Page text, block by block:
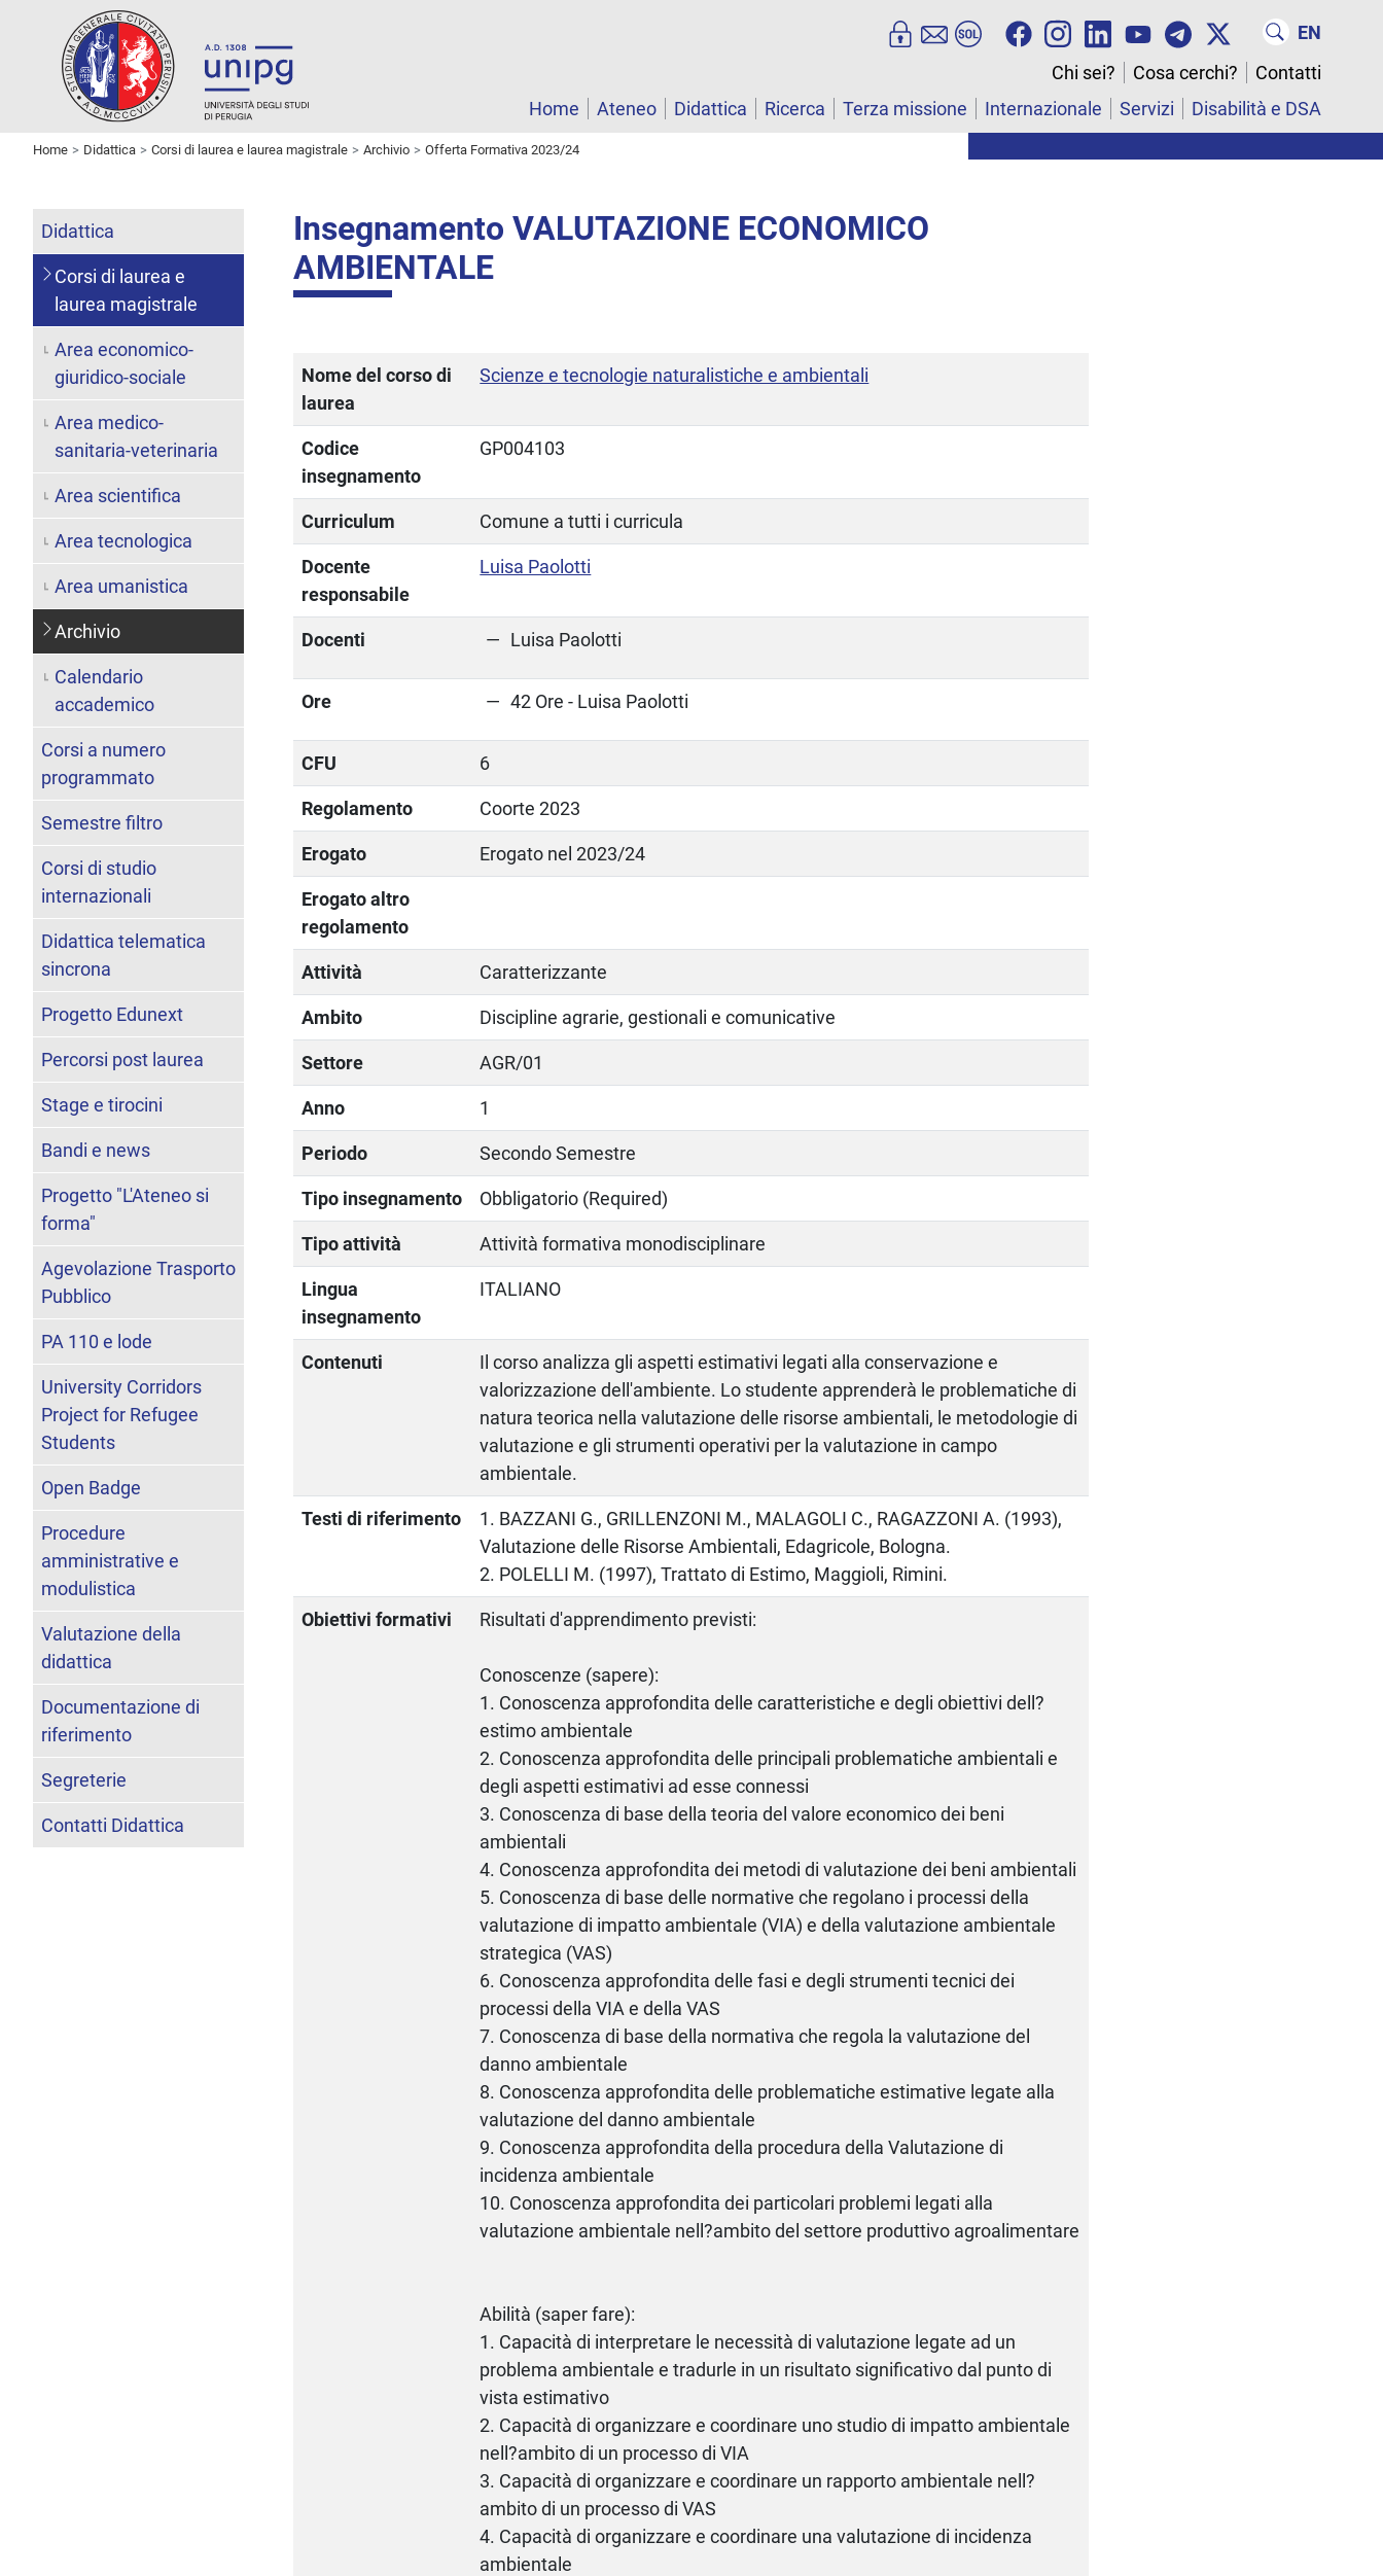
EN
Chi sei?
Cosa cerchi?
Contatti
Home
Ateneo Didattica Ricerca Terza missione Internazionale Servizi Disabilità e DSA
Home Didattica Corsi di laurea e laurea magistrale Archivio Offerta Formativa 2023/24
Insegnamento VALUTAZIONE ECONOMICO
AMBIENTALE
Nome del corso di
laurea
Scienze e tecnologie naturalistiche e ambientali
Codice
insegnamento
GP004103
Curriculum Comune a tutti i curricula
Docente
responsabile
Luisa Paolotti
Docenti Luisa Paolotti
Ore 42 Ore - Luisa Paolotti
CFU 6
Regolamento Coorte 2023
Erogato Erogato nel 2023/24
Erogato altro
regolamento
Attività Caratterizzante
Ambito Discipline agrarie, gestionali e comunicative
Settore AGR/01
Anno 1
Periodo Secondo Semestre
Tipo insegnamento Obbligatorio (Required)
Tipo attività Attività formativa monodisciplinare
Lingua
insegnamento
ITALIANO
Contenuti
Il corso analizza gli aspetti estimativi legati alla conservazione e
valorizzazione dell'ambiente. Lo studente apprenderà le problematiche di
natura teorica nella valutazione delle risorse ambientali, le metodologie di
valutazione e gli strumenti operativi per la valutazione in campo
ambientale.
Testi di riferimento
1. BAZZANI G., GRILLENZONI M., MALAGOLI C., RAGAZZONI A. (1993),
Valutazione delle Risorse Ambientali, Edagricole, Bologna.
2. POLELLI M. (1997), Trattato di Estimo, Maggioli, Rimini.
Obiettivi formativi Risultati d'apprendimento previsti:
Conoscenze (sapere):
1. Conoscenza approfondita delle caratteristiche e degli obiettivi dell?
estimo ambientale
2. Conoscenza approfondita delle principali problematiche ambientali e
degli aspetti estimativi ad esse connessi
3. Conoscenza di base della teoria del valore economico dei beni
ambientali
4. Conoscenza approfondita dei metodi di valutazione dei beni ambientali
5. Conoscenza di base delle normative che regolano i processi della
valutazione di impatto ambientale (VIA) e della valutazione ambientale
strategica (VAS)
6. Conoscenza approfondita delle fasi e degli strumenti tecnici dei
processi della VIA e della VAS
7. Conoscenza di base della normativa che regola la valutazione del
danno ambientale
8. Conoscenza approfondita delle problematiche estimative legate alla
valutazione del danno ambientale
9. Conoscenza approfondita della procedura della Valutazione di
incidenza ambientale
10. Conoscenza approfondita dei particolari problemi legati alla
valutazione ambientale nell?ambito del settore produttivo agroalimentare
Abilità (saper fare):
1. Capacità di interpretare le necessità di valutazione legate ad un
problema ambientale e tradurle in un risultato significativo dal punto di
vista estimativo
2. Capacità di organizzare e coordinare uno studio di impatto ambientale
nell?ambito di un processo di VIA
3. Capacità di organizzare e coordinare un rapporto ambientale nell?
ambito di un processo di VAS
4. Capacità di organizzare e coordinare una valutazione di incidenza
ambientale
Didattica
Corsi di laurea e
laurea magistrale
Area economico-
giuridico-sociale
Area medico-
sanitaria-veterinaria
Area scientifica
Area tecnologica
Area umanistica
Archivio
Calendario
accademico
Corsi a numero
programmato
Semestre filtro
Corsi di studio
internazionali
Didattica telematica
sincrona
Progetto Edunext
Percorsi post laurea
Stage e tirocini
Bandi e news
Progetto "L'Ateneo si
forma"
Agevolazione Trasporto
Pubblico
PA 110 e lode
University Corridors
Project for Refugee
Students
Open Badge
Procedure
amministrative e
modulistica
Valutazione della
didattica
Documentazione di
riferimento
Segreterie
Contatti Didattica